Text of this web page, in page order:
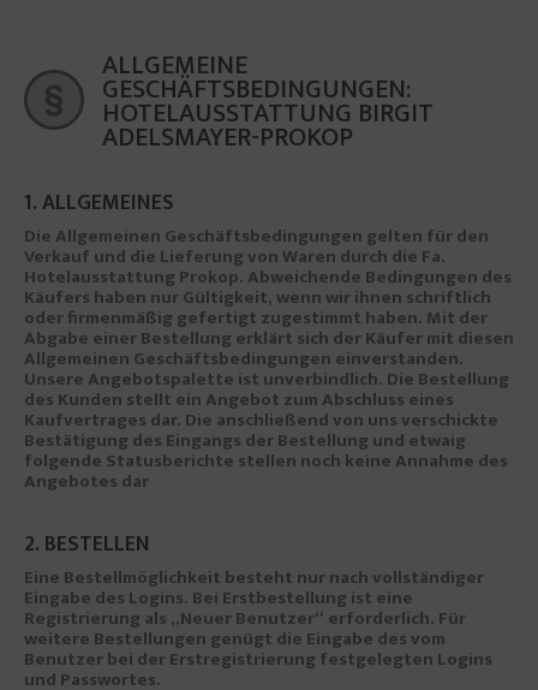
ALLGEMEINE
GESCHÄFTSBEDINGUNGEN:
HOTELAUSSTATTUNG BIRGIT
ADELSMAYER-PROKOP
1. ALLGEMEINES
Die Allgemeinen Geschäftsbedingungen gelten für den
Verkauf und die Lieferung von Waren durch die Fa.
Hotelausstattung Prokop. Abweichende Bedingungen des
Käufers haben nur Gültigkeit, wenn wir ihnen schriftlich
oder firmenmäßig gefertigt zugestimmt haben. Mit der
Abgabe einer Bestellung erklärt sich der Käufer mit diesen
Allgemeinen Geschäftsbedingungen einverstanden.
Unsere Angebotspalette ist unverbindlich. Die Bestellung
des Kunden stellt ein Angebot zum Abschluss eines
Kaufvertrages dar. Die anschließend von uns verschickte
Bestätigung des Eingangs der Bestellung und etwaig
folgende Statusberichte stellen noch keine Annahme des
Angebotes dar
2. BESTELLEN
Eine Bestellmöglichkeit besteht nur nach vollständiger
Eingabe des Logins. Bei Erstbestellung ist eine
Registrierung als „Neuer Benutzer“ erforderlich. Für
weitere Bestellungen genügt die Eingabe des vom
Benutzer bei der Erstregistrierung festgelegten Logins
und Passwortes.